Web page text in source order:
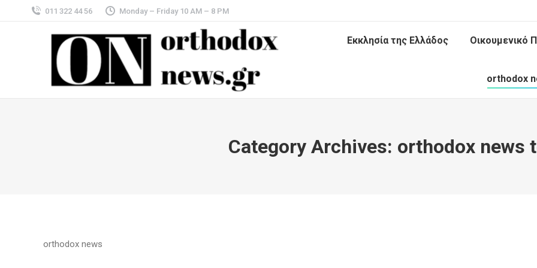
011 322 44 56 Monday – Friday 10 AM – 8 PM
Εκκλησία της Ελλάδος Οικουμενικό
orthodox
Category Archives: orthodox news
orthodox news